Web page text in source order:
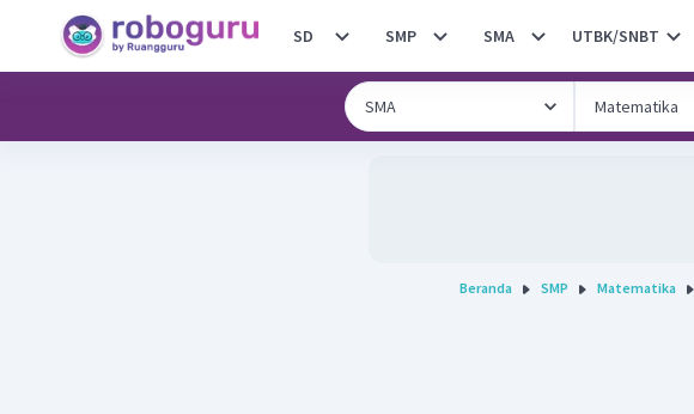
SD SMP SMA UTBK/SNBT
Beranda SMP Matematika